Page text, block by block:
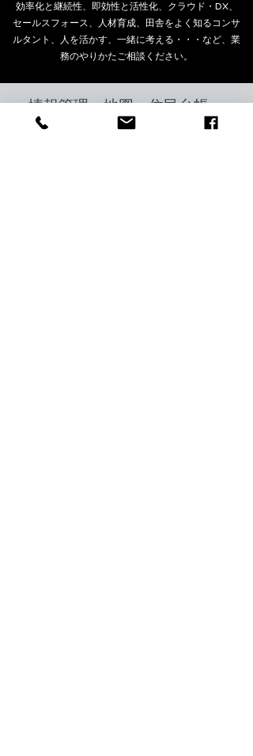
効率化と継続性、即効性と活性化、クラウド・DX、
セールスフォース、人材育成、田舎をよく知るコンサ
ルタント、人を活かす、一緒に考える・・・など、業
務のやりかたご相談ください。
情報管理・地図・住民台帳
for 自治体支援